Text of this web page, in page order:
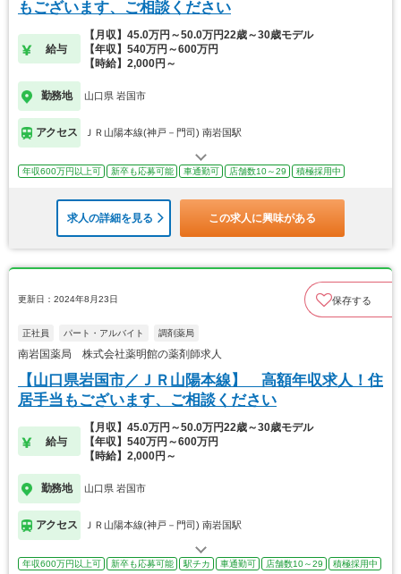
もございます、ご相談ください
給与
【月収】45.0万円～50.0万円22歳～30歳モデル
【年収】540万円～600万円
【時給】2,000円～
勤務地 山口県 岩国市
アクセス ＪＲ山陽本線(神戸－門司) 南岩国駅
年収600万円以上可 新卒も応募可能 車通勤可 店舗数10～29 積極採用中
求人の詳細を見る この求人に興味がある
更新日：2024年8月23日 保存する
正社員 パート・アルバイト 調剤薬局
南岩国薬局 株式会社薬明館の薬剤師求人
【山口県岩国市／ＪＲ山陽本線】 高額年収求人！住
居手当もございます、ご相談ください
給与
【月収】45.0万円～50.0万円22歳～30歳モデル
【年収】540万円～600万円
【時給】2,000円～
勤務地 山口県 岩国市
アクセス ＪＲ山陽本線(神戸－門司) 南岩国駅
年収600万円以上可 新卒も応募可能 駅チカ 車通勤可 店舗数10～29 積極採用中